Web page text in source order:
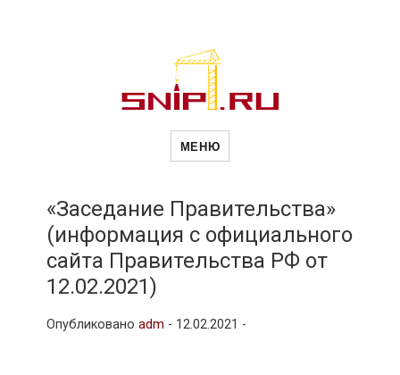
Новости
и
рубрики
МЕНЮ
«Заседание Правительства»
(информация с официального
сайта Правительства РФ от
12.02.2021)
Опубликовано adm - 12.02.2021 -